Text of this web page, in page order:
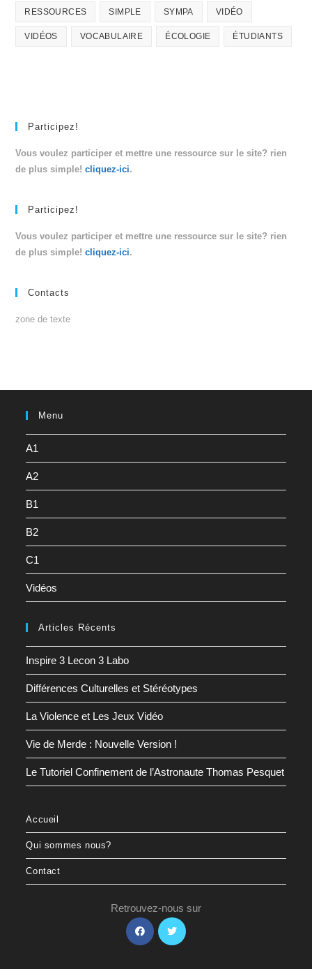
RESSOURCES SIMPLE SYMPA VIDÉO
VIDÉOS VOCABULAIRE ÉCOLOGIE ÉTUDIANTS
Participez!
Vous voulez participer et mettre une ressource sur le site? rien
de plus simple!cliquez-ici.
Participez!
Vous voulez participer et mettre une ressource sur le site? rien
de plus simple!cliquez-ici.
Contacts
zone de texte
Menu
A1
A2
B1
B2
C1
Vidéos
Articles Récents
Inspire 3 Lecon 3 Labo
Différences Culturelles et Stéréotypes
La Violence et Les Jeux Vidéo
Vie de Merde : Nouvelle Version !
Le Tutoriel Confinement de l’Astronaute Thomas Pesquet
Accueil
Qui sommes nous?
Contact
Retrouvez-nous sur
S’ouvre
dans
S’ouvre